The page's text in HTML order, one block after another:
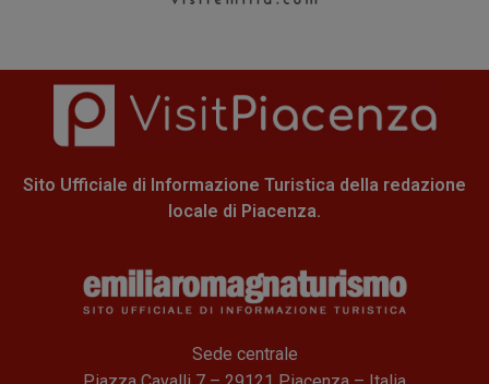
Sito Ufficiale di Informazione Turistica della redazione
locale di Piacenza.
Sede centrale